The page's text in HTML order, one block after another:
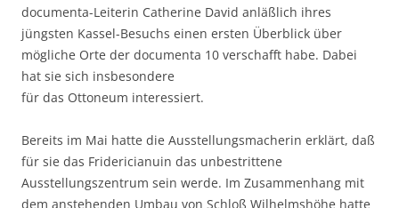
documenta-Leiterin Catherine David anläßlich ihres
jüngsten Kassel-Besuchs einen ersten Überblick über
mögliche Orte der documenta 10 verschafft habe. Dabei
hat sie sich insbesondere
für das Ottoneum interessiert.
Bereits im Mai hatte die Ausstellungsmacherin erklärt, daß
für sie das Fridericianuin das unbestrittene
Ausstellungszentrum sein werde. Im Zusammenhang mit
dem anstehenden Umbau von Schloß Wilhelmshöhe hatte